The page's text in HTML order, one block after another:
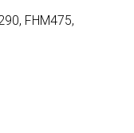
FHM475,